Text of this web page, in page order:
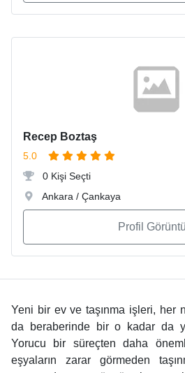
Recep Boztaş
5.0
0 Kişi Seçti
Ankara / Çankaya
Profil
Yeni bir ev ve taşınma işleri, her
da beraberinde bir o kadar da
Yorucu bir süreçten daha
eşyaların zarar görmeden